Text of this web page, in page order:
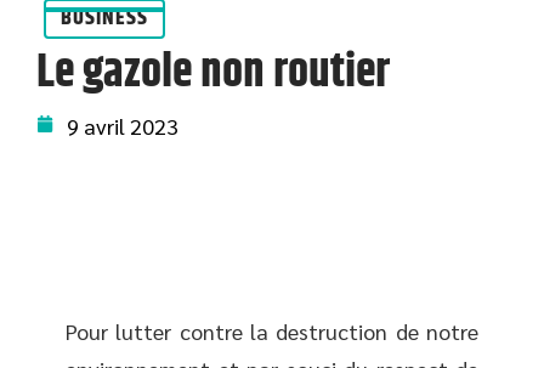
BUSINESS
Le gazole non routier
9 avril 2023
Pour lutter contre la destruction de notre